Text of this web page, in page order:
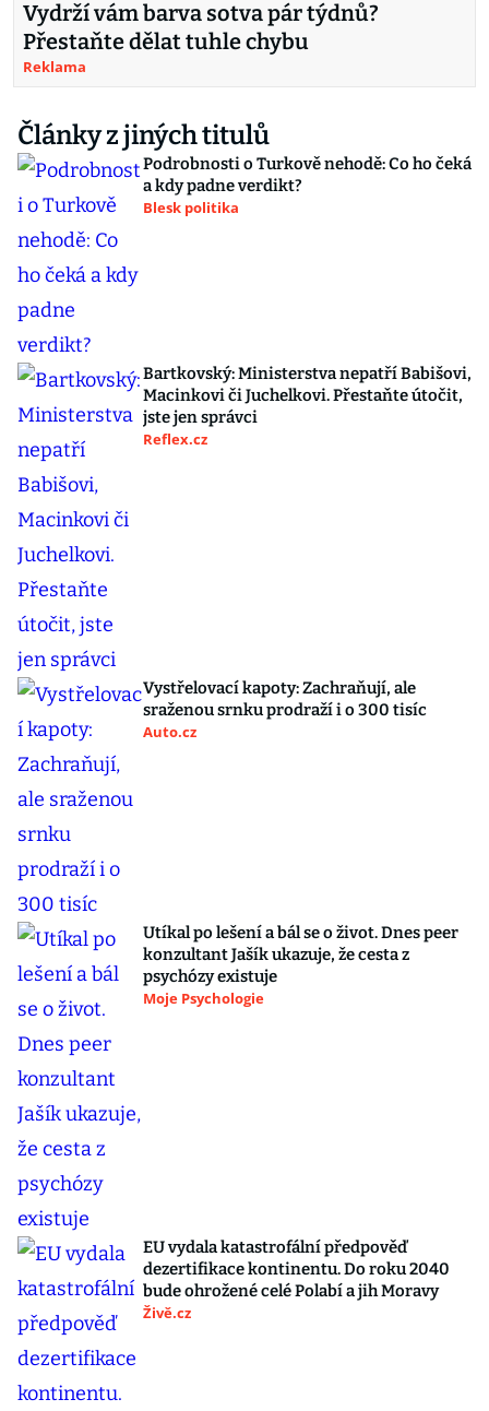
Vydrží vám barva sotva pár týdnů?
Přestaňte dělat tuhle chybu
Reklama
Články z jiných titulů
Podrobnosti o Turkově nehodě: Co ho čeká
a kdy padne verdikt?
Blesk politika
Bartkovský: Ministerstva nepatří Babišovi,
Macinkovi či Juchelkovi. Přestaňte útočit,
jste jen správci
Reflex.cz
Vystřelovací kapoty: Zachraňují, ale
sraženou srnku prodraží i o 300 tisíc
Auto.cz
Utíkal po lešení a bál se o život. Dnes peer
konzultant Jašík ukazuje, že cesta z
psychózy existuje
Moje Psychologie
EU vydala katastrofální předpověď
dezertifikace kontinentu. Do roku 2040
bude ohrožené celé Polabí a jih Moravy
Živě.cz